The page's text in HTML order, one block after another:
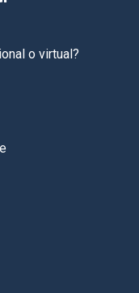
o virtual?